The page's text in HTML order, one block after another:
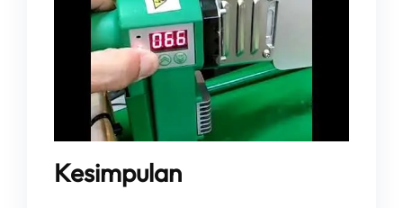
Kesimpulan